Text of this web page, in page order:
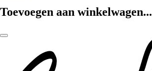
Toevoegen aan winkelwagen...